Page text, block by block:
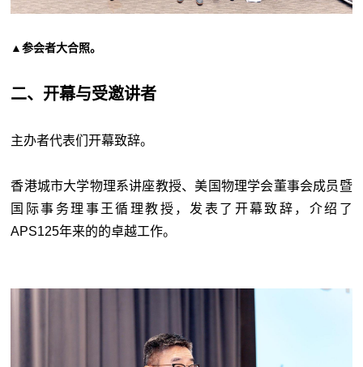
▲参会者大合照。
二、开幕与受邀讲者
主办者代表们开幕致辞。
香港城市大学物理系讲座教授、美国物理学会董事会成员暨
国际事务理事王循理教授，发表了开幕致辞，介绍了
APS125年来的的卓越工作。